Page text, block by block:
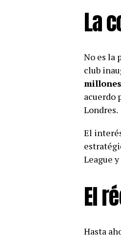
La
No es la
club
acuerdo
Londres.
El
League
El
Hasta